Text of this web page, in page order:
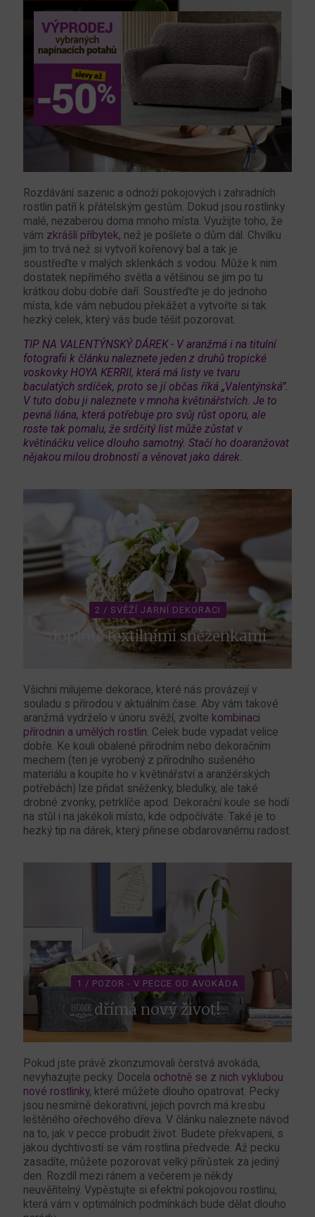
Rozdávání sazenic a odnoží pokojových i zahradních
rostlin patří k přátelským gestům. Dokud jsou rostlinky
malé, nezaberou doma mnoho místa. Využijte toho, že
vám zkrášlí příbytek, než je pošlete o dům dál. Chvilku
jim to trvá než si vytvoří kořenový bal a tak je
soustřeďte v malých sklenkách s vodou. Může k nim
dostatek nepřímého světla a většinou se jim po tu
krátkou dobu dobře daří. Soustřeďte je do jednoho
místa, kde vám nebudou překážet a vytvořte si tak
hezký celek, který vás bude těšit pozorovat.
TIP NA VALENTÝNSKÝ DÁREK - V aranžmá i na titulní
fotografii k článku naleznete jeden z druhů tropické
voskovky HOYA KERRII, která má listy ve tvaru
baculatých srdíček, proto se jí občas říká „Valentýnská”.
V tuto dobu ji naleznete v mnoha květinářstvích. Je to
pevná liána, která potřebuje pro svůj růst oporu, ale
roste tak pomalu, že srdčitý list může zůstat v
květináčku velice dlouho samotný. Stačí ho doaranžovat
nějakou milou drobností a věnovat jako dárek.
2 / SVĚŽÍ JARNÍ DEKORACI
doplňte textilními sněženkami
Všichni milujeme dekorace, které nás provázejí v
souladu s přírodou v aktuálním čase. Aby vám takové
aranžmá vydrželo v únoru svěží, zvolte kombinaci
přírodnin a umělých rostlin. Celek bude vypadat velice
dobře. Ke kouli obalené přírodním nebo dekoračním
mechem (ten je vyrobený z přírodního sušeného
materiálu a koupíte ho v květinářství a aranžérských
potřebách) lze přidat sněženky, bledulky, ale také
drobné zvonky, petrklíče apod. Dekorační koule se hodí
na stůl i na jakékoli místo, kde odpočíváte. Také je to
hezký tip na dárek, který přinese obdarovanému radost.
1 / POZOR - V PECCE OD AVOKÁDA
dřímá nový život!
Pokud jste právě zkonzumovali čerstvá avokáda,
nevyhazujte pecky. Docela ochotně se z nich vyklubou
nové rostlinky, které můžete dlouho opatrovat. Pecky
jsou nesmírně dekorativní, jejich povrch má kresbu
leštěného ořechového dřeva. V článku naleznete návod
na to, jak v pecce probudit život. Budete překvapeni, s
jakou dychtivostí se vám rostlina předvede. Až pecku
zasadíte, můžete pozorovat velký přírůstek za jediný
den. Rozdíl mezi ránem a večerem je někdy
neuvěřitelný. Vypěstujte si efektní pokojovou rostlinu,
která vám v optimálních podmínkách bude dělat dlouho